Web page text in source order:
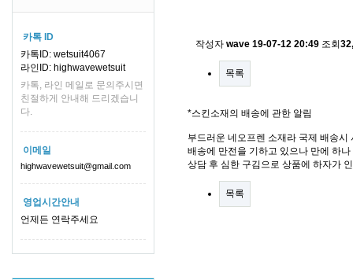
카톡 ID
카톡ID: wetsuit4067
라인ID: highwavewetsuit
카톡, 라인 메일로 문의주시면
친절하게 안내해 드리겠습니
다.
이메일
highwavewetsuit@gmail.com
영업시간안내
언제든 연락주세요
작성자 wave 19-07-12 20:49 조회
목록
*스킨소재의 배송에 관한 알림
부드러운 네오프렌 소재라 국제 배송
배송에 만전을 기하고 있으나 만에 하
상담 후 심한 구김으로 상품에 하자가
목록